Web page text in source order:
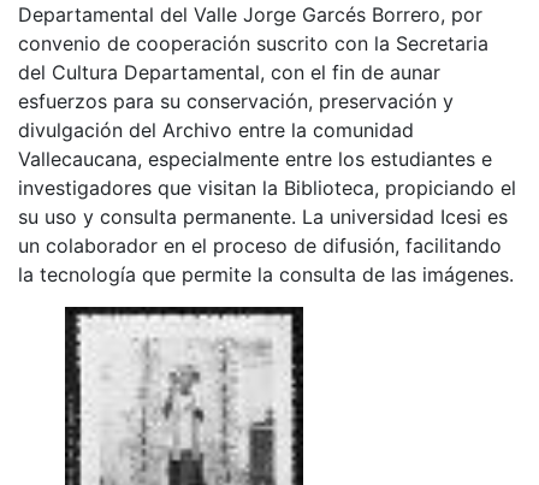
Departamental del Valle Jorge Garcés Borrero, por
convenio de cooperación suscrito con la Secretaria
del Cultura Departamental, con el fin de aunar
esfuerzos para su conservación, preservación y
divulgación del Archivo entre la comunidad
Vallecaucana, especialmente entre los estudiantes e
investigadores que visitan la Biblioteca, propiciando el
su uso y consulta permanente. La universidad Icesi es
un colaborador en el proceso de difusión, facilitando
la tecnología que permite la consulta de las imágenes.